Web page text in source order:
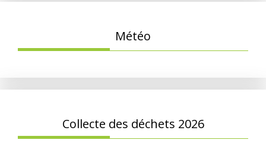
Météo
Collecte des déchets 2026